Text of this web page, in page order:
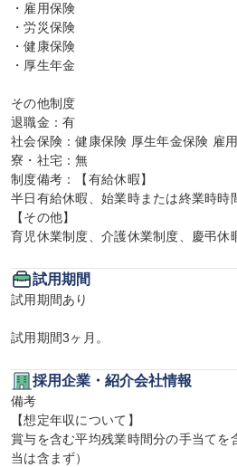
・雇用保険
・労災保険
・健康保険
・厚生年金
その他制度
退職金：有
社会保険：健康保険 厚生年金保険 雇
寮・社宅：無
制度備考：【有給休暇】
半日有給休暇、始業時または終業時時
【その他】
育児休業制度、介護休業制度、慶弔休
試用期間
試用期間あり
試用期間3ヶ月。
採用企業・紹介会社情報
備考
【想定年収について】
賞与を含む平均残業時間分の手当てを
当は含まず）